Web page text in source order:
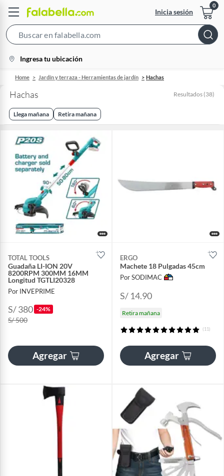
Inicia sesión
Bar
location-
icon
Ingresa tu ubicación
Home Jardín y terraza - Herramientas de jardín Hachas
Hachas Resultados (38)
Llega mañana Retira mañana
TOTAL TOOLS
Guadaña LI-ION 20V
8200RPM 300MM 16MM
Longitud TGTLI20328
Por INVEPRIME
S/ 380 -24%
S/ 500
Agregar
ERGO
Machete 18 Pulgadas 45cm
Por SODIMAC
S/ 14.90
Retira mañana
(11)
Agregar